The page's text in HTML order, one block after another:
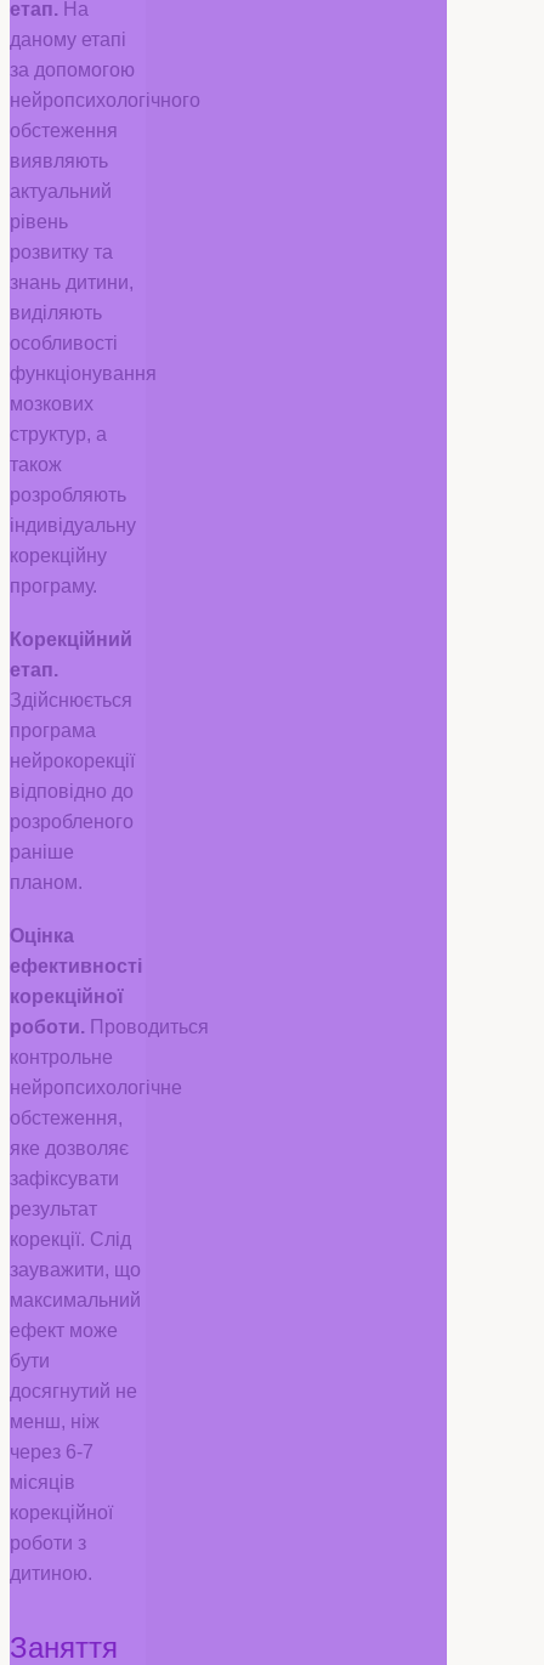
етап. На
даному етапі
за допомогою
нейропсихологічного
обстеження
виявляють
актуальний
рівень
розвитку та
знань дитини,
виділяють
особливості
функціонування
мозкових
структур, а
також
розробляють
індивідуальну
корекційну
програму.
Корекційний
етап.
Здійснюється
програма
нейрокорекції
відповідно до
розробленого
раніше
планом.
Оцінка
ефективності
корекційної
роботи. Проводиться
контрольне
нейропсихологічне
обстеження,
яке дозволяє
зафіксувати
результат
корекції. Слід
зауважити, що
максимальний
ефект може
бути
досягнутий не
менш, ніж
через 6-7
місяців
корекційної
роботи з
дитиною.
Заняття